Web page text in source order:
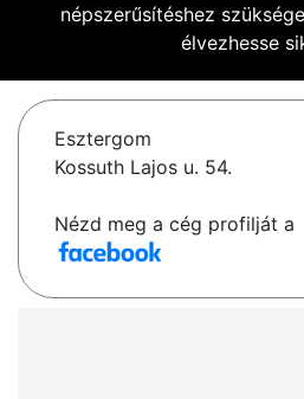
népszerűsítéshez
élvezhesse
Esztergom
Kossuth Lajos u. 54.
Nézd meg a cég profilját a